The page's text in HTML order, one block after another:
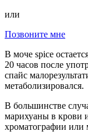
или
Позвоните мне
В моче spice
20 часов после
спайс
метаболизировался.
В большинстве
марихуаны в крови
хроматографии или